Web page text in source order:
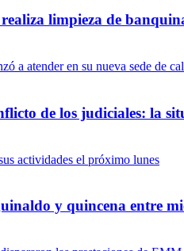
limpieza de
de los judiciales: la
y quincena entre